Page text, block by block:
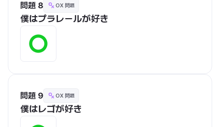
問題 8 OX 問題
僕はプラレールが好き
問題 9 OX 問題
僕はレゴが好き